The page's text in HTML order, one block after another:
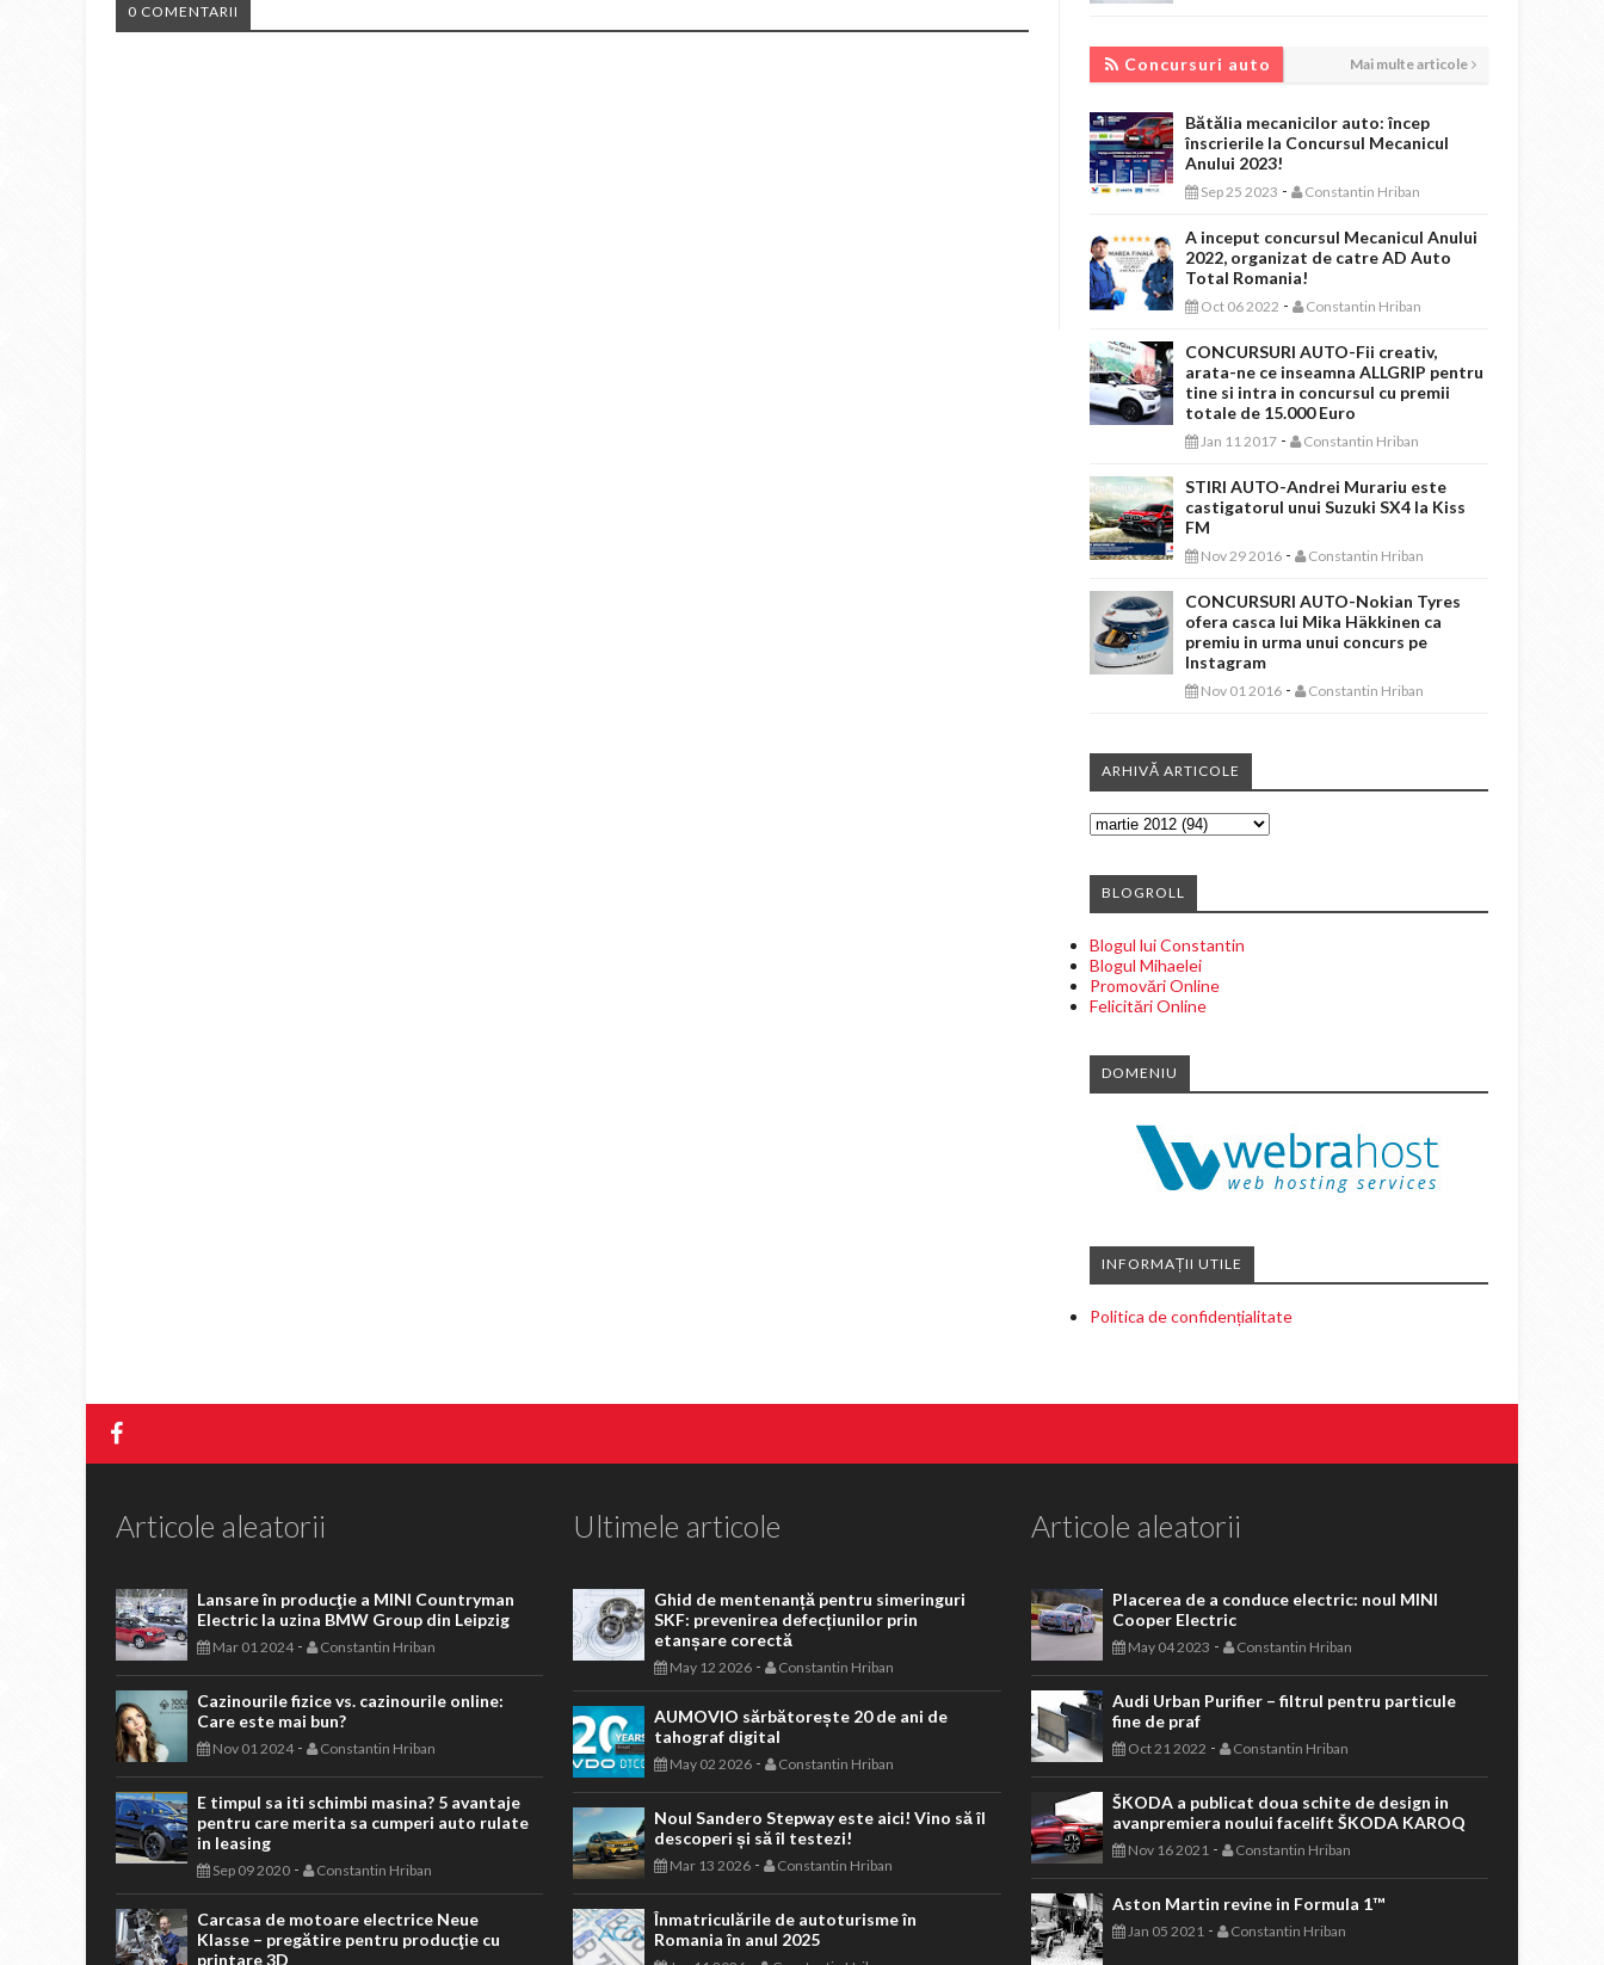
0 COMENTARII
Concursuri auto Mai multe articole
Bătălia mecanicilor auto: încep
înscrierile la Concursul Mecanicul
Anului 2023!
Sep 25 2023 - Constantin Hriban
A inceput concursul Mecanicul Anului
2022, organizat de catre AD Auto
Total Romania!
Oct 06 2022 - Constantin Hriban
CONCURSURI AUTO-Fii creativ,
arata-ne ce inseamna ALLGRIP pentru
tine si intra in concursul cu premii
totale de 15.000 Euro
Jan 11 2017 - Constantin Hriban
STIRI AUTO-Andrei Murariu este
castigatorul unui Suzuki SX4 la Kiss
FM
Nov 29 2016 - Constantin Hriban
CONCURSURI AUTO-Nokian Tyres
ofera casca lui Mika Häkkinen ca
premiu in urma unui concurs pe
Instagram
Nov 01 2016 - Constantin Hriban
ARHIVĂ ARTICOLE
BLOGROLL
Blogul lui Constantin
Blogul Mihaelei
Promovări Online
Felicitări Online
DOMENIU
INFORMAȚII UTILE
Politica de confidențialitate
Articole aleatorii
Lansare în producţie a MINI Countryman
Electric la uzina BMW Group din Leipzig
Mar 01 2024- Constantin Hriban
Cazinourile fizice vs. cazinourile online:
Care este mai bun?
Nov 01 2024- Constantin Hriban
E timpul sa iti schimbi masina? 5 avantaje
pentru care merita sa cumperi auto rulate
in leasing
Sep 09 2020 - Constantin Hriban
Carcasa de motoare electrice Neue
Klasse – pregătire pentru producţie cu
printare 3D
Ultimele articole
Ghid de mentenanță pentru simeringuri
SKF: prevenirea defecțiunilor prin
etanșare corectă
May 12 2026 - Constantin Hriban
AUMOVIO sărbătorește 20 de ani de
tahograf digital
May 02 2026 - Constantin Hriban
Noul Sandero Stepway este aici! Vino să îl
descoperi și să îl testezi!
Mar 13 2026 - Constantin Hriban
Înmatriculările de autoturisme în
Romania în anul 2025
Articole aleatorii
Placerea de a conduce electric: noul MINI
Cooper Electric
May 04 2023 - Constantin Hriban
Audi Urban Purifier – filtrul pentru particule
fine de praf
Oct 21 2022 - Constantin Hriban
ŠKODA a publicat doua schite de design in
avanpremiera noului facelift ŠKODA KAROQ
Nov 16 2021 - Constantin Hriban
Aston Martin revine in Formula 1™
Jan 05 2021 - Constantin Hriban